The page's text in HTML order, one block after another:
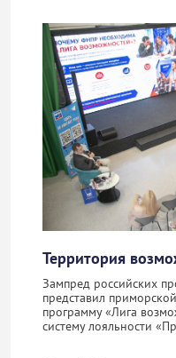
Территория
Зампред российских
представил
программу «Лига
систему лояльности